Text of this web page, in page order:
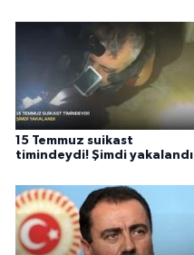
15 Temmuz suikast
timindeydi! Şimdi yakalandı